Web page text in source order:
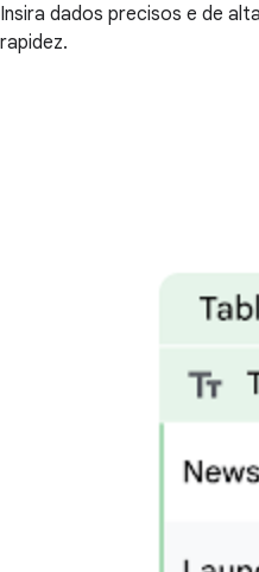
Insira dados precisos e de
rapidez.